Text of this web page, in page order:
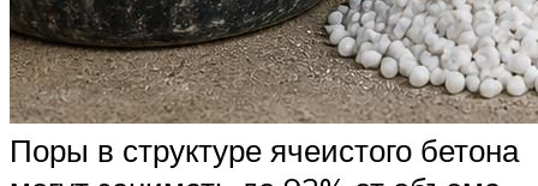
Поры в структуре ячеистого бетона